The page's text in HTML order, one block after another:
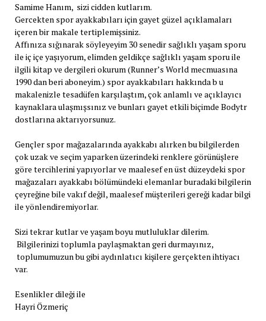
Samime Hanım, sizi cidden kutlarım.
Gercekten spor ayakkabıları için gayet güzel açıklamaları
içeren bir makale tertiplemişsiniz.
Affınıza sığınarak söyleyeyim 30 senedir sağlıklı yaşam sporu
ile iç içe yaşıyorum, elimden geldikçe sağlıklı yaşam sporu ile
ilgili kitap ve dergileri okurum (Runner’s World mecmuasına
1990 dan beri aboneyim.) spor ayakkabıları hakkında b u
makalenizle tesadüfen karşılaştım, çok anlamlı ve açıklayıcı
kaynaklara ulaşmışsınız ve bunları gayet etkili biçimde Bodytr
dostlarına aktarıyorsunuz.
Gençler spor mağazalarında ayakkabı alırken bu bilgilerden
çok uzak ve seçim yaparken üzerindeki renklere görünüşlere
göre tercihlerini yapıyorlar ve maalesef en üst düzeydeki spor
mağazaları ayakkabı bölümündeki elemanlar buradaki bilgilerin
çeyreğine bile vakıf değil, maalesef müşterileri gereği kadar bilgi
ile yönlendiremiyorlar.
Sizi tekrar kutlar ve yaşam boyu mutluluklar dilerim.
Bilgilerinizi toplumla paylaşmaktan geri durmayınız,
toplumumuzun bu gibi aydınlatıcı kişilere gerçekten ihtiyacı
var.
Esenlikler dileği ile
Hayri Özmeriç